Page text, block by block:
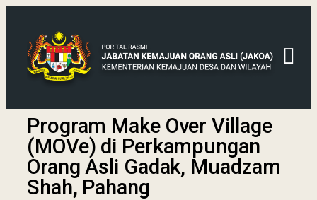
Program Make Over Village
(MOVe) di Perkampungan
Orang Asli Gadak, Muadzam
Shah, Pahang